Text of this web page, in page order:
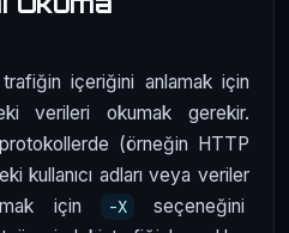
içeriğini anlamak için
verileri okumak gerekir.
(örneğin HTTP
kullanıcı adları veya veriler
için
-X
seçeneğini